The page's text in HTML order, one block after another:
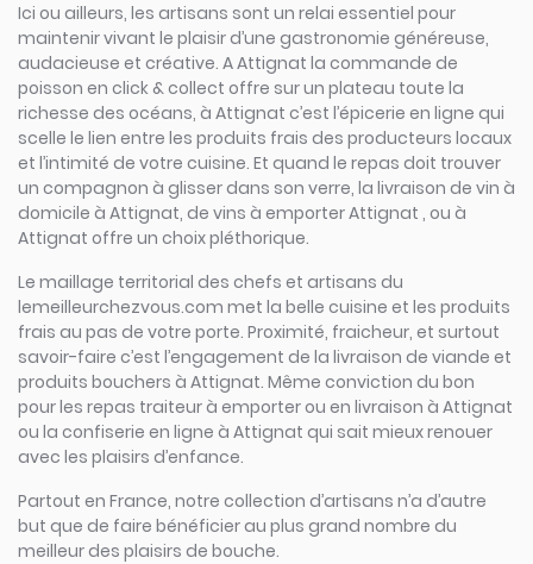
Ici ou ailleurs, les artisans sont un relai essentiel pour
maintenir vivant le plaisir d’une gastronomie généreuse,
audacieuse et créative. A Attignat la commande de
poisson en click & collect offre sur un plateau toute la
richesse des océans, à Attignat c’est l’épicerie en ligne qui
scelle le lien entre les produits frais des producteurs locaux
et l’intimité de votre cuisine. Et quand le repas doit trouver
un compagnon à glisser dans son verre, la livraison de vin à
domicile à Attignat, de vins à emporter Attignat , ou à
Attignat offre un choix pléthorique.
Le maillage territorial des chefs et artisans du
lemeilleurchezvous.com met la belle cuisine et les produits
frais au pas de votre porte. Proximité, fraicheur, et surtout
savoir-faire c’est l’engagement de la livraison de viande et
produits bouchers à Attignat. Même conviction du bon
pour les repas traiteur à emporter ou en livraison à Attignat
ou la confiserie en ligne à Attignat qui sait mieux renouer
avec les plaisirs d’enfance.
Partout en France, notre collection d’artisans n’a d’autre
but que de faire bénéficier au plus grand nombre du
meilleur des plaisirs de bouche.